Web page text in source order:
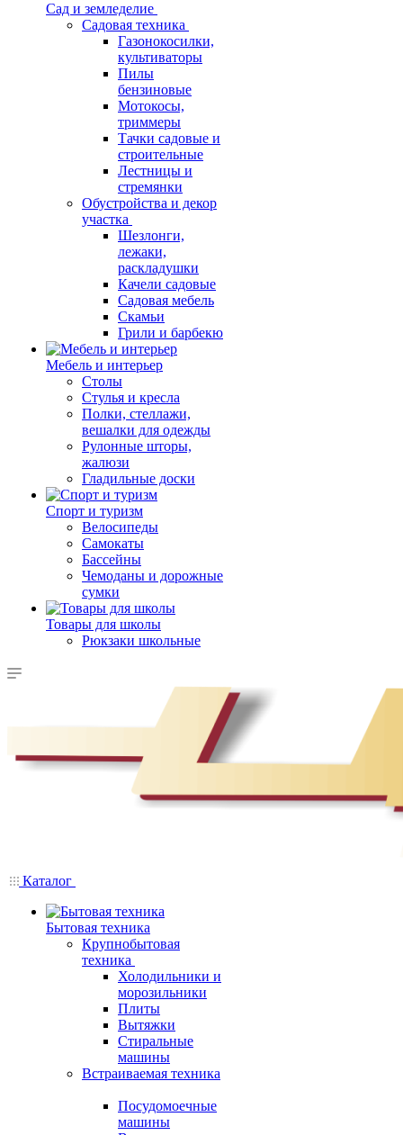
Сад и земледелие
Садовая техника
Газонокосилки,
культиваторы
Пилы
бензиновые
Мотокосы,
триммеры
Тачки садовые и
строительные
Лестницы и
стремянки
Обустройства и декор
участка
Шезлонги,
лежаки,
раскладушки
Качели садовые
Садовая мебель
Скамьи
Грили и барбекю
Мебель и интерьер
Столы
Стулья и кресла
Полки, стеллажи,
вешалки для одежды
Рулонные шторы,
жалюзи
Гладильные доски
Спорт и туризм
Велосипеды
Самокаты
Бассейны
Чемоданы и дорожные
сумки
Товары для школы
Рюкзаки школьные
Каталог
Бытовая техника
Крупнобытовая
техника
Холодильники и
морозильники
Плиты
Вытяжки
Стиральные
машины
Встраиваемая техника
Посудомоечные
машины